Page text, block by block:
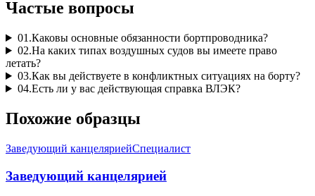
Частые вопросы
01 .Каковы основные обязанности бортпроводника?
02.На каких типах воздушных судов вы имеете право
летать?
03.Как вы действуете в конфликтных ситуациях на борту?
04.Есть ли у вас действующая справка ВЛЭК?
Похожие образцы
Заведующий канцеляриейСпециалист
Заведующий канцелярией